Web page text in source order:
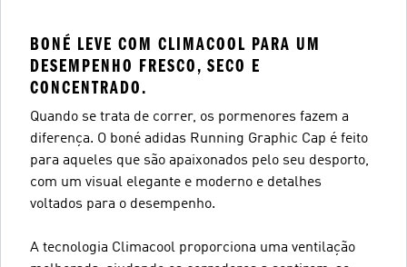
BONÉ LEVE COM CLIMACOOL PARA UM
DESEMPENHO FRESCO, SECO E
CONCENTRADO.
Quando se trata de correr, os pormenores fazem a
diferença. O boné adidas Running Graphic Cap é feito
para aqueles que são apaixonados pelo seu desporto,
com um visual elegante e moderno e detalhes
voltados para o desempenho.
A tecnologia Climacool proporciona uma ventilação